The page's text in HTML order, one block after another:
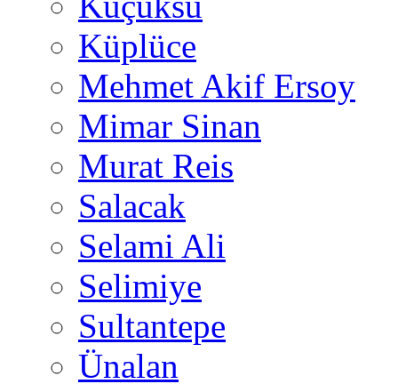
Küplüce
Mehmet Akif Ersoy
Mimar Sinan
Murat Reis
Salacak
Selami Ali
Selimiye
Sultantepe
Ünalan